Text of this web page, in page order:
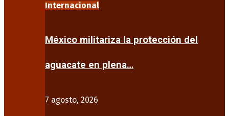
Internacional
México militariza la protección del
aguacate en plena…
7 agosto, 2026